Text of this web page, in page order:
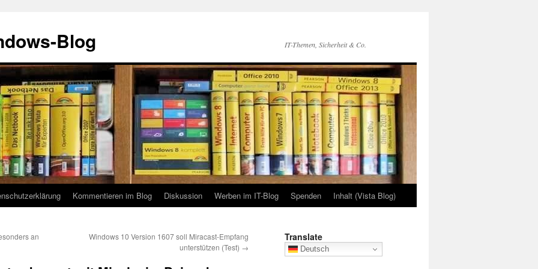
Blog IT-Themen, Sicherheit & Co.
Kommentieren im Blog Diskussion Werben im IT-Blog Spenden Inhalt (Vista Blog)
an
Windows 10 Version 1607 soll Miracast-Empfang
unterstützen (Test) →
Translate
Deutsch